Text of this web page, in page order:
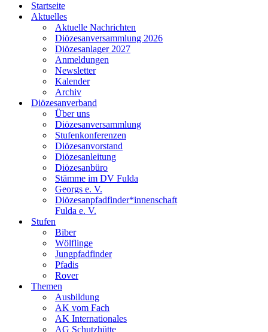
Startseite
Aktuelles
Aktuelle Nachrichten
Diözesanversammlung 2026
Diözesanlager 2027
Anmeldungen
Newsletter
Kalender
Archiv
Diözesanverband
Über uns
Diözesanversammlung
Stufenkonferenzen
Diözesanvorstand
Diözesanleitung
Diözesanbüro
Stämme im DV Fulda
Georgs e. V.
Diözesanpfadfinder*innenschaft
Fulda e. V.
Stufen
Biber
Wölflinge
Jungpfadfinder
Pfadis
Rover
Themen
Ausbildung
AK vom Fach
AK Internationales
AG Schutzhütte